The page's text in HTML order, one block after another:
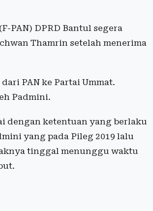
(F-PAN) DPRD Bantul segera
Thamrin setelah menerima
PAN ke Partai Ummat.
Padmini.
dengan ketentuan yang berlaku
yang pada Pileg 2019 lalu
tinggal menunggu waktu